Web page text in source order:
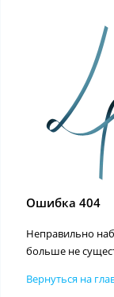
Ошибка 404
Неправильно
больше не
Вернуться на